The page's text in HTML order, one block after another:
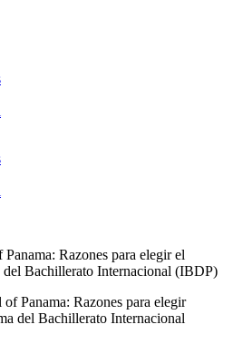
Razones para elegir el
Bachillerato Internacional (IBDP)